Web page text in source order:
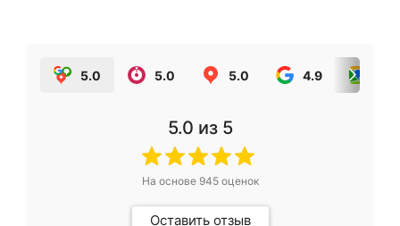
5.0 5.0 5.0 4.9
5.0 из 5
На основе 945оценок
Оставить отзыв